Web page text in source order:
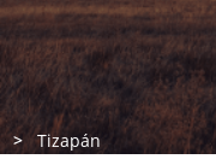
Tizapán